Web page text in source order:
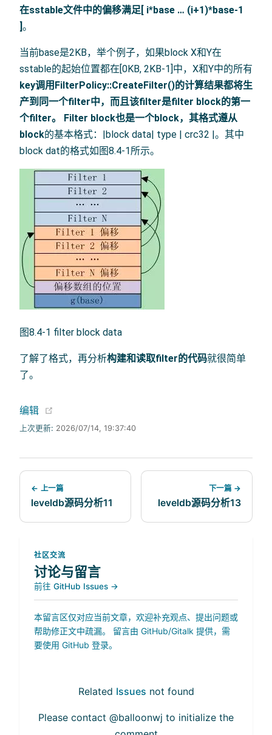
在sstable文件中的偏移满足[ i*base … (i+1)*base-1
]。
当前base是2KB，举个例子，如果block X和Y在
sstable的起始位置都在[0KB, 2KB-1]中，X和Y中的所有
key调用FilterPolicy::CreateFilter()的计算结果都将生
产到同一个filter中，而且该filter是filter block的第一
个filter。 Filter block也是一个block，其格式遵从
block的基本格式：|block data| type | crc32 |。其中
block dat的格式如图8.4-1所示。
图8.4-1 filter block data
了解了格式，再分析构建和读取filter的代码就很简单
了。
编辑
上次更新: 2026/07/14, 19:37:40
← 上一篇
leveldb源码分析11
下一篇 →
leveldb源码分析13
社区交流
讨论与留言
前往 GitHub Issues →
本留言区仅对应当前文章，欢迎补充观点、提出问题或
帮助修正文中疏漏。 留言由 GitHub/Gitalk 提供，需
要使用 GitHub 登录。
Related Issues not found
Please contact @balloonwj to initialize the